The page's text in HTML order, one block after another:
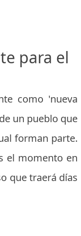
para el
como 'nueva
un pueblo que
forman parte.
el momento en
que traerá días